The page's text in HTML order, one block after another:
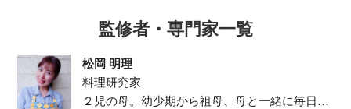
監修者・専門家一覧
松岡 明理
料理研究家
２児の母。幼少期から祖母、母と一緒に毎日の